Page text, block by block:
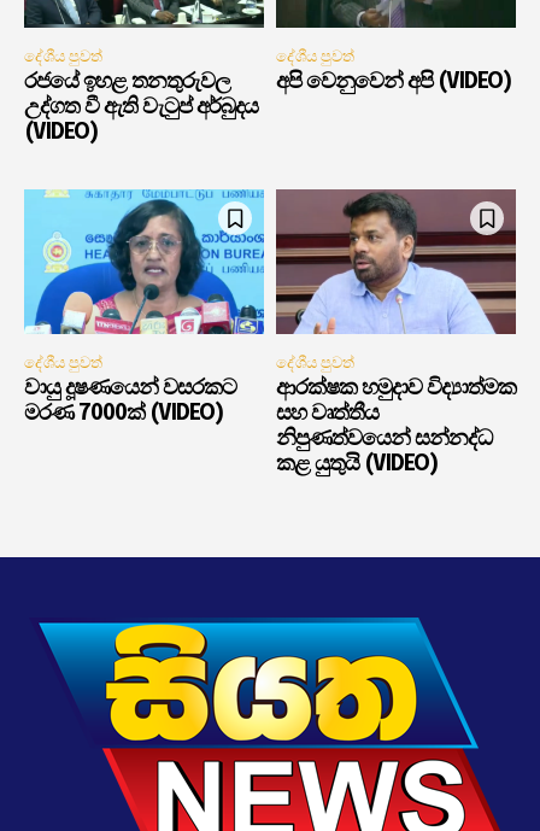
දේශීය පුවත්
රජයේ ඉහළ තනතුරුවල
උද්ගත වී ඇති වැටුප් අර්බුදය
(VIDEO)
දේශීය පුවත්
අපි වෙනුවෙන් අපි (VIDEO)
දේශීය පුවත්
වායු දූෂණයෙන් වසරකට
මරණ 7000ක් (VIDEO)
දේශීය පුවත්
ආරක්ෂක හමුදාව විද්‍යාත්මක
සහ වෘත්තීය
නිපුණත්වයෙන් සන්නද්ධ
කළ යුතුයි (VIDEO)